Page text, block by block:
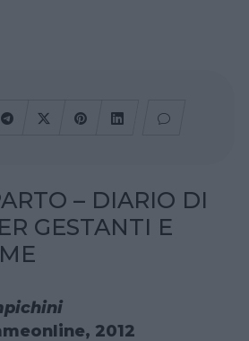
– DIARIO DI
GESTANTI E
2012